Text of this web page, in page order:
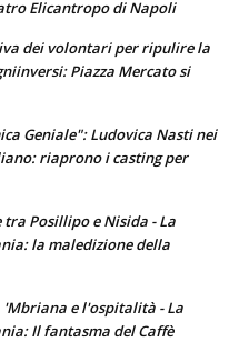
Elicantropo di Napoli
dei volontari per ripulire la
Piazza Mercato si
Geniale": Ludovica Nasti nei
riaprono i casting per
Posillipo e Nisida - La
la maledizione della
'Mbriana e l'ospitalità - La
Il fantasma del Caffè